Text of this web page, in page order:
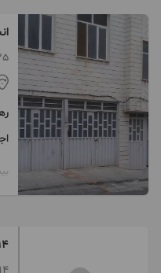
انبار
25 متر /
بیش
14مترتجاری